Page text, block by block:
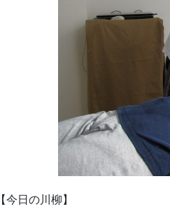
【今日の川柳】